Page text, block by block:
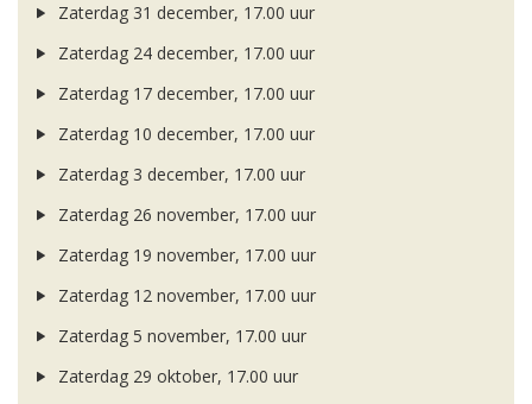
Zaterdag 31 december, 17.00 uur
Zaterdag 24 december, 17.00 uur
Zaterdag 17 december, 17.00 uur
Zaterdag 10 december, 17.00 uur
Zaterdag 3 december, 17.00 uur
Zaterdag 26 november, 17.00 uur
Zaterdag 19 november, 17.00 uur
Zaterdag 12 november, 17.00 uur
Zaterdag 5 november, 17.00 uur
Zaterdag 29 oktober, 17.00 uur